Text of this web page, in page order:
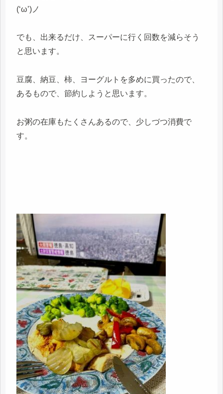
(‘ω’)ノ
でも、出来るだけ、スーパーに行く回数を減らそう
と思います。
豆腐、納豆、柿、ヨーグルトを多めに買ったので、
あるもので、節約しようと思います。
お粥の在庫もたくさんあるので、少しづつ消費で
す。